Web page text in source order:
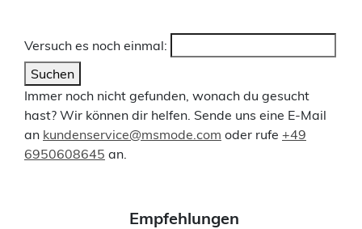
Versuch es noch einmal:
Suchen
Immer noch nicht gefunden, wonach du gesucht
hast? Wir können dir helfen. Sende uns eine E-Mail
an kundenservice@msmode.com oder rufe +49
6950608645 an.
Empfehlungen